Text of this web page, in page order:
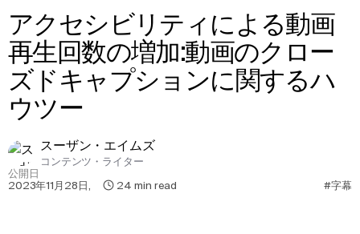
アクセシビリティによる動画
再生回数の増加:動画のクロー
ズドキャプションに関するハ
ウツー
スーザン・エイムズ
コンテンツ・ライター
公開日
2023年11月28日 , 24 min read #字幕